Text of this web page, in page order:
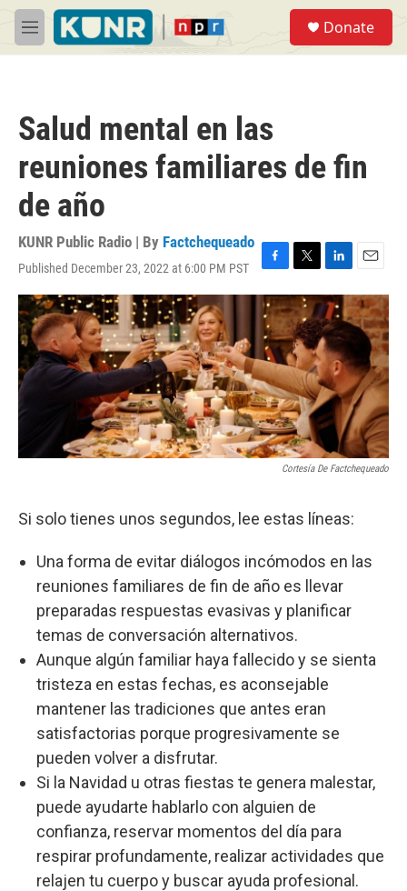
Skip to main content
M
e
Donate
Salud mental en las
reuniones familiares de fin
de año
KUNR Public Radio | By Factchequeado
Published December 23, 2022 at 6:00 PM PST
F
a
c
e
b
o
o
k
T
w
i
t
t
e
r
L
i
n
k
e
d
I
n
E
m
a
i
Cortesía De Factchequeado
Si solo tienes unos segundos, lee estas líneas:
Una forma de evitar diálogos incómodos en las
reuniones familiares de fin de año es llevar
preparadas respuestas evasivas y planificar
temas de conversación alternativos.
Aunque algún familiar haya fallecido y se sienta
tristeza en estas fechas, es aconsejable
mantener las tradiciones que antes eran
satisfactorias porque progresivamente se
pueden volver a disfrutar.
Si la Navidad u otras fiestas te genera malestar,
puede ayudarte hablarlo con alguien de
confianza, reservar momentos del día para
respirar profundamente, realizar actividades que
relajen tu cuerpo y buscar ayuda profesional.